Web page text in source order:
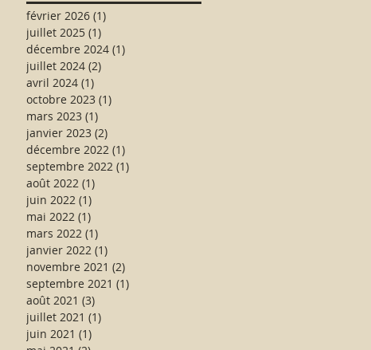
février 2026 (1)
juillet 2025 (1)
décembre 2024 (1)
juillet 2024 (2)
avril 2024 (1)
octobre 2023 (1)
mars 2023 (1)
janvier 2023 (2)
décembre 2022 (1)
septembre 2022 (1)
août 2022 (1)
juin 2022 (1)
mai 2022 (1)
mars 2022 (1)
janvier 2022 (1)
novembre 2021 (2)
septembre 2021 (1)
août 2021 (3)
juillet 2021 (1)
juin 2021 (1)